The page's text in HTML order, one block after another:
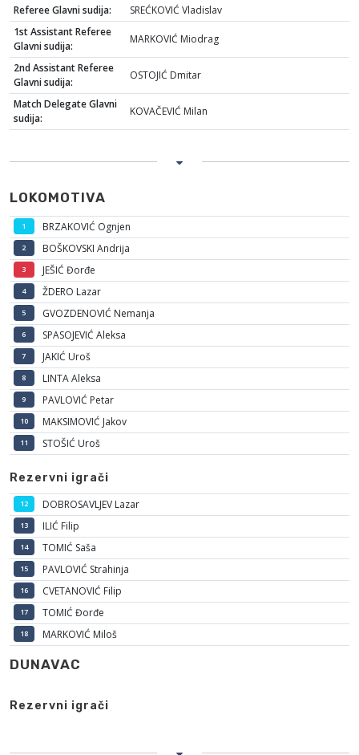
Referee Glavni sudija:
SREĆKOVIĆ Vladislav
1st Assistant Referee
Glavni sudija:
MARKOVIĆ Miodrag
2nd Assistant Referee
Glavni sudija:
OSTOJIĆ Dmitar
Match Delegate Glavni
sudija:
KOVAČEVIĆ Milan
LOKOMOTIVA
1 BRZAKOVIĆ Ognjen
2 BOŠKOVSKI Andrija
3 JEŠIĆ Đorđe
4 ŽDERO Lazar
5 GVOZDENOVIĆ Nemanja
6 SPASOJEVIĆ Aleksa
7 JAKIĆ Uroš
8 LINTA Aleksa
9 PAVLOVIĆ Petar
10 MAKSIMOVIĆ Jakov
11 STOŠIĆ Uroš
Rezervni igrači
12 DOBROSAVLJEV Lazar
13 ILIĆ Filip
14 TOMIĆ Saša
15 PAVLOVIĆ Strahinja
16 CVETANOVIĆ Filip
17 TOMIĆ Đorđe
18 MARKOVIĆ Miloš
DUNAVAC
Rezervni igrači